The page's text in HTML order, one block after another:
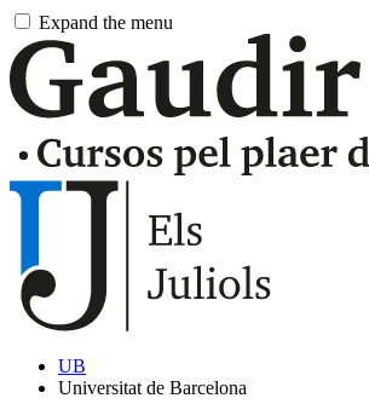
Pasar
contingut
principal
Expand the menu
UB
Universitat de Barcelona